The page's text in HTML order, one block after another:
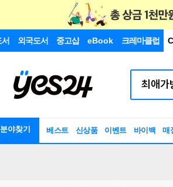
외국도서 중고샵 eBook 크레마클럽
야찾기 베스트 신상품 이벤트 바이백 매